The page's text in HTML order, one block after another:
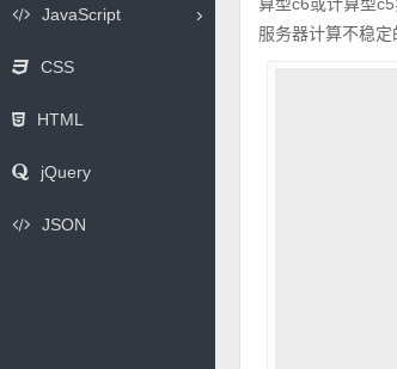
JavaScript
CSS
HTML
jQuery
JSON
服务器计算不稳定